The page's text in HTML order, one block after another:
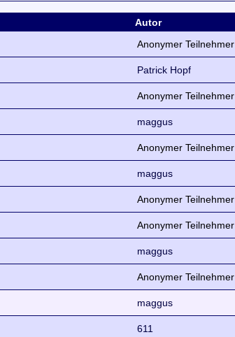
Autor
Anonymer Teilnehmer
Patrick Hopf
Anonymer Teilnehmer
maggus
Anonymer Teilnehmer
maggus
Anonymer Teilnehmer
Anonymer Teilnehmer
maggus
Anonymer Teilnehmer
maggus
611